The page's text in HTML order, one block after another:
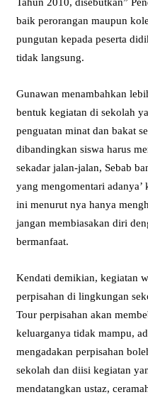
Tahun 2010, disebutkan”
baik perorangan maupun
pungutan kepada peserta
tidak langsung.
Gunawan menambahkan
bentuk kegiatan di sekolah
penguatan minat dan bakat
dibandingkan siswa harus
sekadar jalan-jalan, Sebab
yang mengomentari
ini menurut nya hanya
jangan membiasakan diri
bermanfaat.
Kendati demikian, kegiatan
perpisahan di lingkungan
Tour perpisahan akan
keluarganya tidak mampu,
mengadakan perpisahan
sekolah dan diisi kegiatan
mendatangkan ustaz,